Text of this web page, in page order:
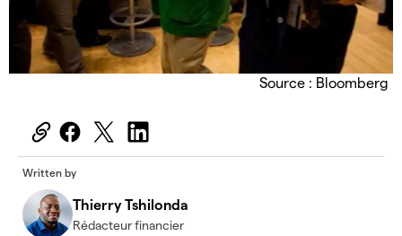
Source : Bloomberg
Written by
Thierry Tshilonda
Rédacteur financier